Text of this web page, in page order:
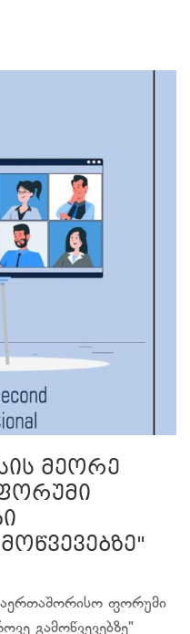
მეორე
ფორუმი
გამოწვევებზე"